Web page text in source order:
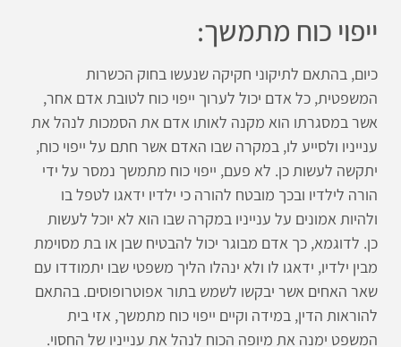
ייפוי כוח מתמשך:
כיום, בהתאם לתיקוני חקיקה שנעשו בחוק הכשרות
המשפטית, כל אדם יכול לערוך ייפוי כוח לטובת אדם אחר,
אשר במסגרתו הוא מקנה לאותו אדם את הסמכות לנהל את
ענייניו ולסייע לו, במקרה שבו האדם אשר חתם על ייפוי כוח,
יתקשה לעשות כן. לא פעם, ייפוי כוח מתמשך נמסר על ידי
הורה לילדיו ובכך מובטח להורה כי ילדיו ידאגו לטפל בו
ולהיות אמונים על ענייניו במקרה שבו הוא לא יוכל לעשות
כן. לדוגמא, כך אדם מבוגר יכול להבטיח שבן או בת מסוימת
מבין ילדיו, ידאגו לו ולא ינהלו הליך משפטי שבו יתמודדו עם
שאר האחים אשר יבקשו לשמש בתור אפוטרופוסים. בהתאם
להוראות הדין, במידה וקיים ייפוי כוח מתמשך, אזי בית
המשפט ימנה את מיופה הכוח לנהל את ענייניו של החסוי.